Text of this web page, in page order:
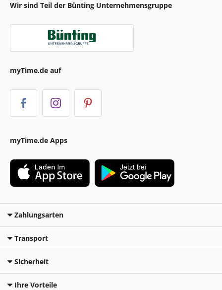
Wir sind Teil der Bünting Unternehmensgruppe
myTime.de auf
myTime.de Apps
Zahlungsarten
Transport
Sicherheit
Ihre Vorteile